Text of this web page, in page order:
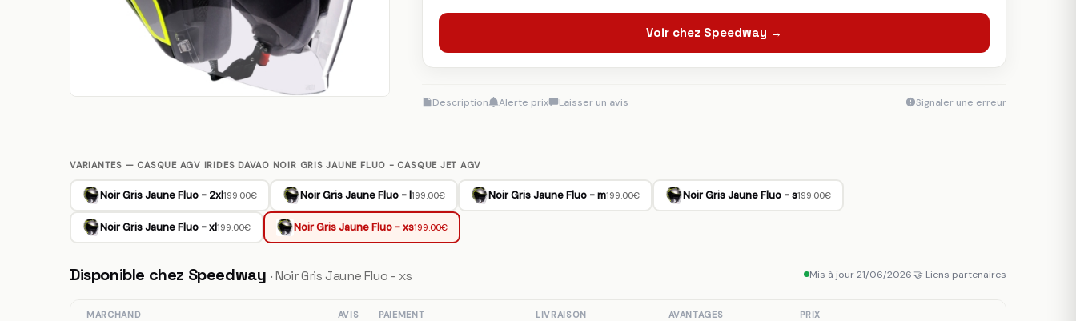
Voir chez Speedway →
Description Alerte prix Laisser un avis Signaler une erreur
VARIANTES — CASQUE AGV IRIDES DAVAO NOIR GRIS JAUNE FLUO - CASQUE JET AGV
Noir Gris Jaune Fluo - 2xl199.00€ Noir Gris Jaune Fluo - l199.00€ Noir Gris Jaune Fluo - m199.00€ Noir Gris Jaune Fluo - s199.00€
Noir Gris Jaune Fluo - xl199.00€ Noir Gris Jaune Fluo - xs199.00€
Disponible chez Speedway · Noir Gris Jaune Fluo - xs Mis à jour 21/06/2026🤝 Liens partenaires
MARCHAND AVIS PAIEMENT LIVRAISON AVANTAGES PRIX